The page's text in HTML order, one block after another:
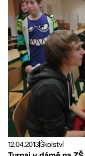
12.04.2013Školství